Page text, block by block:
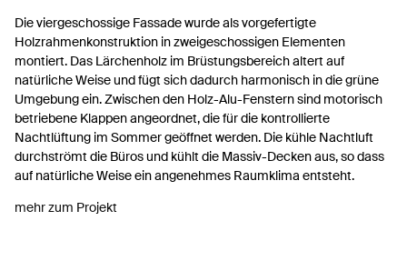
Die viergeschossige Fassade wurde als vorgefertigte
Holzrahmenkonstruktion in zweigeschossigen Elementen
montiert. Das Lärchenholz im Brüstungsbereich altert auf
natürliche Weise und fügt sich dadurch harmonisch in die grüne
Umgebung ein. Zwischen den Holz-Alu-Fenstern sind motorisch
betriebene Klappen angeordnet, die für die kontrollierte
Nachtlüftung im Sommer geöffnet werden. Die kühle Nachtluft
durchströmt die Büros und kühlt die Massiv-Decken aus, so dass
auf natürliche Weise ein angenehmes Raumklima entsteht.
mehr zum Projekt